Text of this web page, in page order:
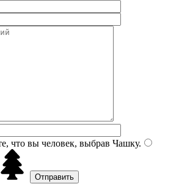
что вы человек, выбрав Чашку.